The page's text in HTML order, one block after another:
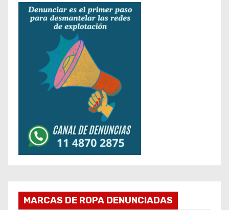
MARCAS DE ROPA DENUNCIADAS